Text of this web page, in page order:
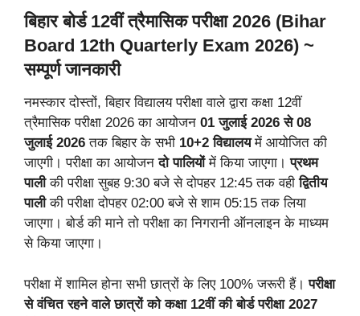
बिहार बोर्ड 12वीं त्रैमासिक परीक्षा 2026 (Bihar
Board 12th Quarterly Exam 2026) ~
सम्पूर्ण जानकारी
नमस्कार दोस्तों, बिहार विद्यालय परीक्षा वाले द्वारा कक्षा 12वीं
त्रैमासिक परीक्षा 2026 का आयोजन 01 जुलाई 2026 से 08
जुलाई 2026 तक बिहार के सभी 10+2 विद्यालयमें आयोजित की
जाएगी। परीक्षा का आयोजन दो पालियोंमें किया जाएगा।प्रथम
पालीकी परीक्षा सुबह 9:30 बजे से दोपहर 12:45 तक वहीद्वितीय
पालीकी परीक्षा दोपहर 02:00 बजे से शाम 05:15 तक लिया
जाएगा। बोर्ड की माने तो परीक्षा का निगरानी ऑनलाइन के माध्यम
से किया जाएगा।
परीक्षा में शामिल होना सभी छात्रों के लिए 100% जरूरी हैं।परीक्षा
से वंचित रहने वाले छात्रों को कक्षा 12वीं की बोर्ड परीक्षा 2027